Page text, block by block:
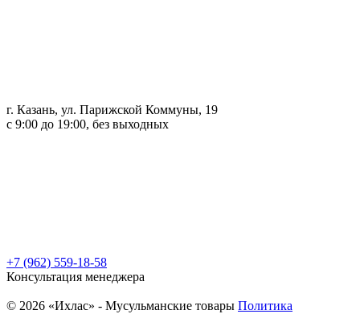
г. Казань, ул. Парижской Коммуны, 19
с 9:00 до 19:00, без выходных
+7 (962) 559-18-58
Консультация менеджера
© 2026 «Ихлас» - Мусульманские товары Политика